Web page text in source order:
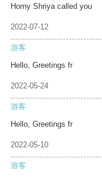
Horny Shriya called you
2022-07-12
游客
Hello, Greetings fr
2022-05-24
游客
Hello, Greetings fr
2022-05-10
游客